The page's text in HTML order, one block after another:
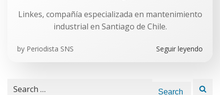
Linkes, compañía especializada en mantenimiento
industrial en Santiago de Chile.
by Periodista SNS Seguir leyendo
Search